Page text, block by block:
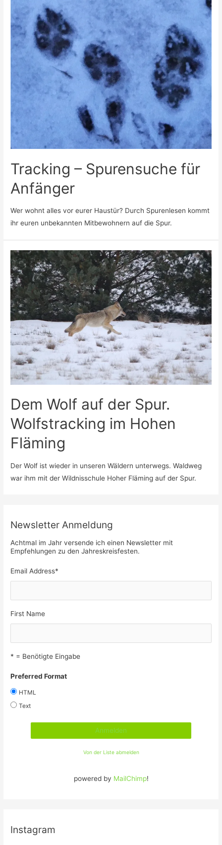
Tracking – Spurensuche für
Anfänger
Wer wohnt alles vor eurer Haustür? Durch Spurenlesen kommt
ihr euren unbekannten Mitbewohnern auf die Spur.
Dem Wolf auf der Spur.
Wolfstracking im Hohen
Fläming
Der Wolf ist wieder in unseren Wäldern unterwegs. Waldweg
war ihm mit der Wildnisschule Hoher Fläming auf der Spur.
Newsletter Anmeldung
Achtmal im Jahr versende ich einen Newsletter mit
Empfehlungen zu den Jahreskreisfesten.
Email Address*
First Name
* = Benötigte Eingabe
Preferred Format
HTML
Text
Von der Liste abmelden
powered by MailChimp!
Instagram